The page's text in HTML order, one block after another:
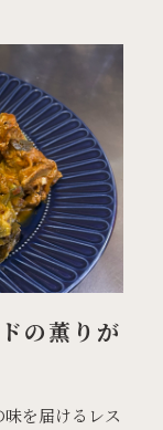
の薫りが
を届けるレス